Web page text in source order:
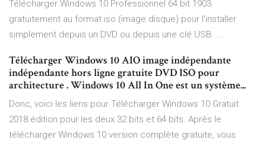
Télécharger Windows 10 Professionnel 64 bit 1903
gratuitement au format iso (image disque) pour l'installer
simplement depuis un DVD ou depuis une clé USB. ...
Télécharger Windows 10 AIO image indépendante
indépendante hors ligne gratuite DVD ISO pour
architecture . Windows 10 All In One est un système...
Donc, voici les liens pour Télécharger Windows 10 Gratuit
2018 édition pour les deux 32 bits et 64 bits. Après le
télécharger Windows 10 version complète gratuite, vous